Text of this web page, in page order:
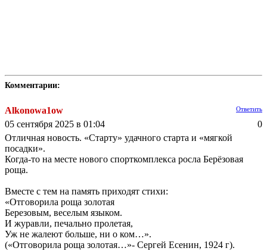
Комментарии:
Alkonowa1ow Ответить
0
05 сентября 2025 в 01:04
Отличная новость. «Старту» удачного старта и «мягкой
посадки».
Когда-то на месте нового спорткомплекса росла Берёзовая
роща.
Вместе с тем на память приходят стихи:
«Отговорила роща золотая
Березовым, веселым языком.
И журавли, печально пролетая,
Уж не жалеют больше, ни о ком…».
(«Отговорила роща золотая…»- Сергей Есенин, 1924 г).